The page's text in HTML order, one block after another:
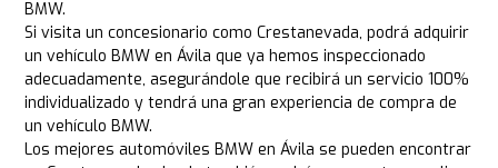
BMW.
Si visita un concesionario como Crestanevada, podrá adquirir
un vehículo BMW en Ávila que ya hemos inspeccionado
adecuadamente, asegurándole que recibirá un servicio 100%
individualizado y tendrá una gran experiencia de compra de
un vehículo BMW.
Los mejores automóviles BMW en Ávila se pueden encontrar